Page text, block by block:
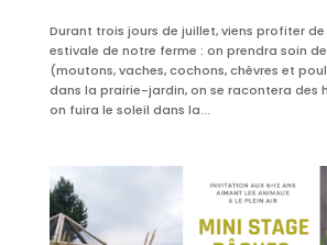
Durant trois jours de juillet, viens profiter de
estivale de notre ferme : on prendra soin
(moutons, vaches, cochons, chèvres et
dans la prairie-jardin, on se racontera des
on fuira le soleil dans la...